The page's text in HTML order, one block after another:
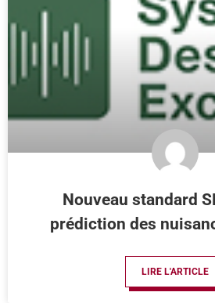
Nouveau standard
prédiction des
LIRE L'ARTICLE